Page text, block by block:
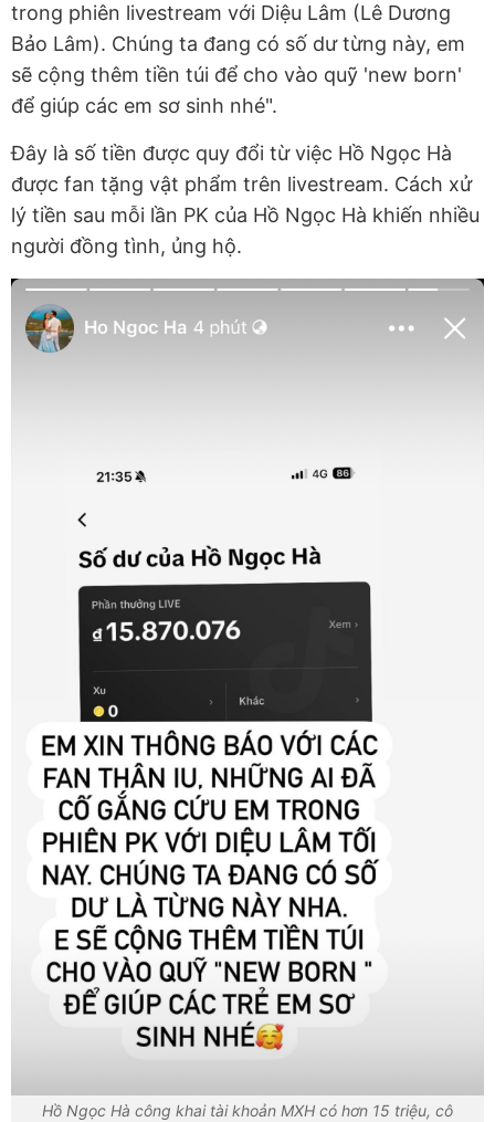
trong phiên livestream với Diệu Lâm (Lê Dương
Bảo Lâm). Chúng ta đang có số dư từng này, em
sẽ cộng thêm tiền túi để cho vào quỹ 'new born'
để giúp các em sơ sinh nhé".
Đây là số tiền được quy đổi từ việc Hồ Ngọc Hà
được fan tặng vật phẩm trên livestream. Cách xử
lý tiền sau mỗi lần PK của Hồ Ngọc Hà khiến nhiều
người đồng tình, ủng hộ.
Hồ Ngọc Hà công khai tài khoản MXH có hơn 15 triệu, cô